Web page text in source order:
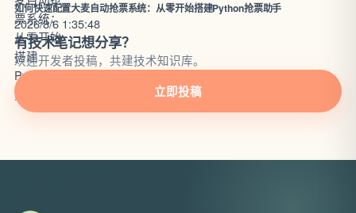
如何快速配置大麦自动抢票系统：从零开始搭建Python抢票助手
2026/8/6 1:35:48
有技术笔记想分享？
欢迎开发者投稿，共建技术知识库。
立即投稿